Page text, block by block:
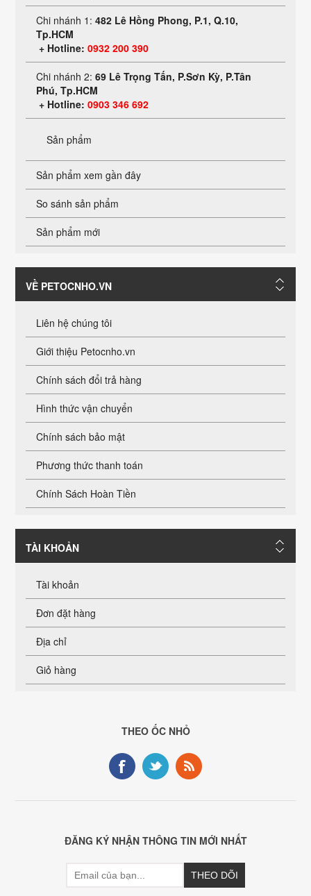
Chi nhánh 1: 482 Lê Hồng Phong, P.1, Q.10,
Tp.HCM
+ Hotline: 0932 200 390
Chi nhánh 2: 69 Lê Trọng Tấn, P.Sơn Kỳ, P.Tân
Phú, Tp.HCM
+ Hotline: 0903 346 692
Sản phẩm
Sản phẩm xem gần đây
So sánh sản phẩm
Sản phẩm mới
VỀ PETOCNHO.VN
Liên hệ chúng tôi
Giới thiệu Petocnho.vn
Chính sách đổi trả hàng
Hình thức vận chuyển
Chính sách bảo mật
Phương thức thanh toán
Chính Sách Hoàn Tiền
TÀI KHOẢN
Tài khoản
Đơn đặt hàng
Địa chỉ
Giỏ hàng
THEO ỐC NHỎ
ĐĂNG KÝ NHẬN THÔNG TIN MỚI NHẤT